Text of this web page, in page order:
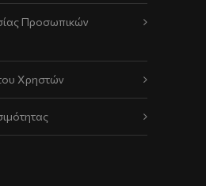
Προσωπικών
Χρηστών